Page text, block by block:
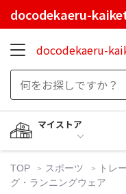
docodekaeru-
docodekaeru-
マイストア
TOP スポーツ トレ
グ・ランニングウェア